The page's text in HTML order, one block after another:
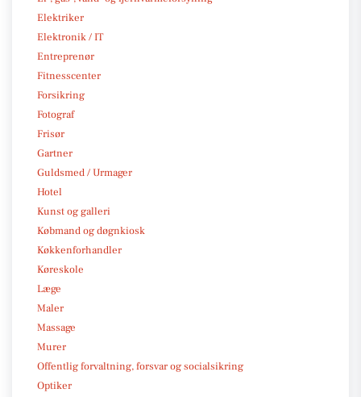
Elektriker
Elektronik / IT
Entreprenør
Fitnesscenter
Forsikring
Fotograf
Frisør
Gartner
Guldsmed / Urmager
Hotel
Kunst og galleri
Købmand og døgnkiosk
Køkkenforhandler
Køreskole
Læge
Maler
Massage
Murer
Offentlig forvaltning, forsvar og socialsikring
Optiker